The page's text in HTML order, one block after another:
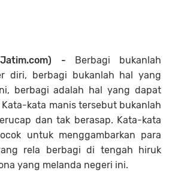
-
Berbagi bukanlah
diri, berbagi bukanlah hal yang
berbagi adalah hal yang dapat
kata manis tersebut bukanlah
dan tak berasap. Kata-kata
untuk menggambarkan para
rela berbagi di tengah hiruk
yang melanda negeri ini.